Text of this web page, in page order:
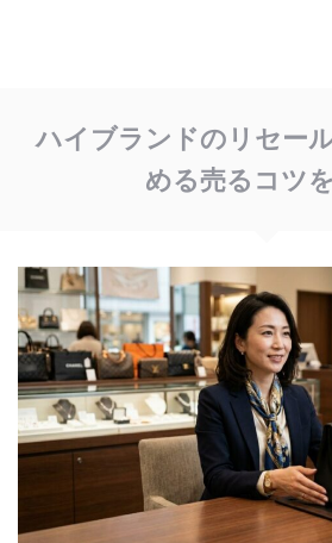
ハイブランドのリセー
める売るコツ